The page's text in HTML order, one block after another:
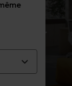
qui